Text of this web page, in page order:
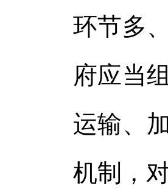
环节多
府应当
运输、
机制，